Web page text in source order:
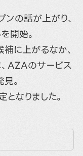
の話が上がり、
開始。
に上がるなか、
AZAのサービス
。
なりました。